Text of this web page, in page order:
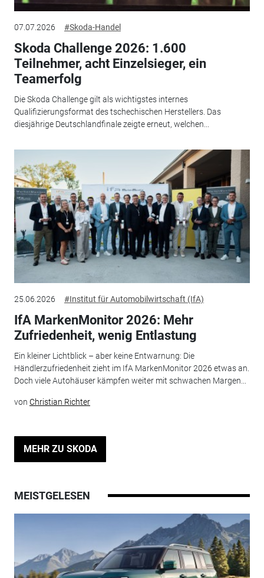
07.07.2026 #Skoda-Handel
Skoda Challenge 2026: 1.600
Teilnehmer, acht Einzelsieger, ein
Teamerfolg
Die Skoda Challenge gilt als wichtigstes internes
Qualifizierungsformat des tschechischen Herstellers. Das
diesjährige Deutschlandfinale zeigte erneut, welchen...
25.06.2026 #Institut für Automobilwirtschaft (IfA)
IfA MarkenMonitor 2026: Mehr
Zufriedenheit, wenig Entlastung
Ein kleiner Lichtblick – aber keine Entwarnung: Die
Händlerzufriedenheit zieht im IfA MarkenMonitor 2026 etwas an.
Doch viele Autohäuser kämpfen weiter mit schwachen Margen...
von Christian Richter
MEHR ZU SKODA
MEISTGELESEN